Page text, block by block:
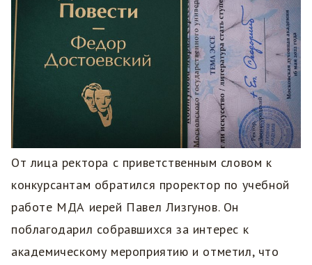
От лица ректора с приветственным словом к
конкурсантам обратился проректор по учебной
работе МДА иерей Павел Лизгунов. Он
поблагодарил собравшихся за интерес к
академическому мероприятию и отметил, что